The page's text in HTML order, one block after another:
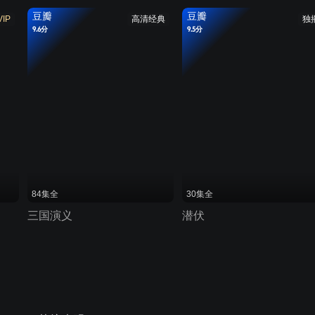
高清经典
豆瓣
9.6分
84集全
三国演义
独
豆瓣
9.5分
30集全
潜伏